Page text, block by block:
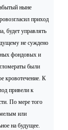
ныне
приход
будет управлять
не суждено
фондовых и
были
кровотечение. К
привели к
По мере того
или
на будущее.